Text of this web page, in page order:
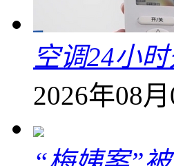
空调24小
2026年08